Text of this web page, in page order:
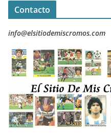
Contacto
info@elsitiodemiscromos.com